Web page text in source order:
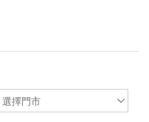
選擇門市